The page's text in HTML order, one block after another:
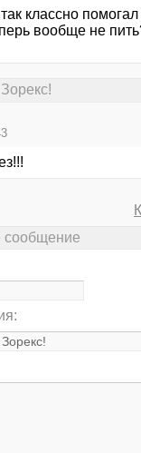
классно
вообще не
сообщение